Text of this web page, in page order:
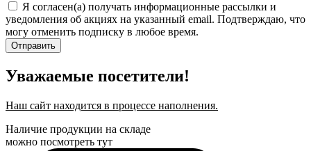
Я согласен(а) получать информационные рассылки и
уведомления об акциях на указанный email. Подтверждаю, что
могу отменить подписку в любое время.
Отправить
Уважаемые посетители!
Наш сайт находится в процессе наполнения.
Наличие продукции на складе
можно посмотреть тут